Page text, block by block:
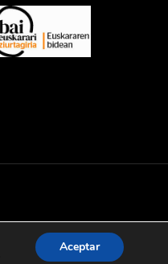
Aceptar